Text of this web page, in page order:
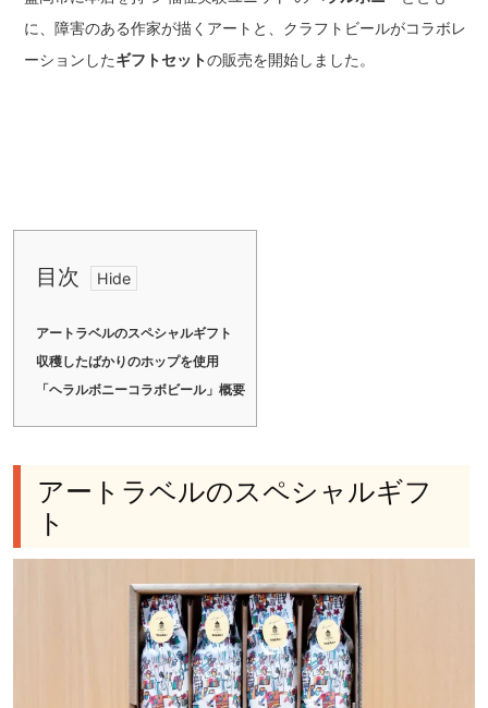
に、障害のある作家が描くアートと、クラフトビールがコラボレ
ーションしたギフトセットの販売を開始しました。
目次
アートラベルのスペシャルギフト
収穫したばかりのホップを使用
「ヘラルボニーコラボビール」概要
アートラベルのスペシャルギフ
ト